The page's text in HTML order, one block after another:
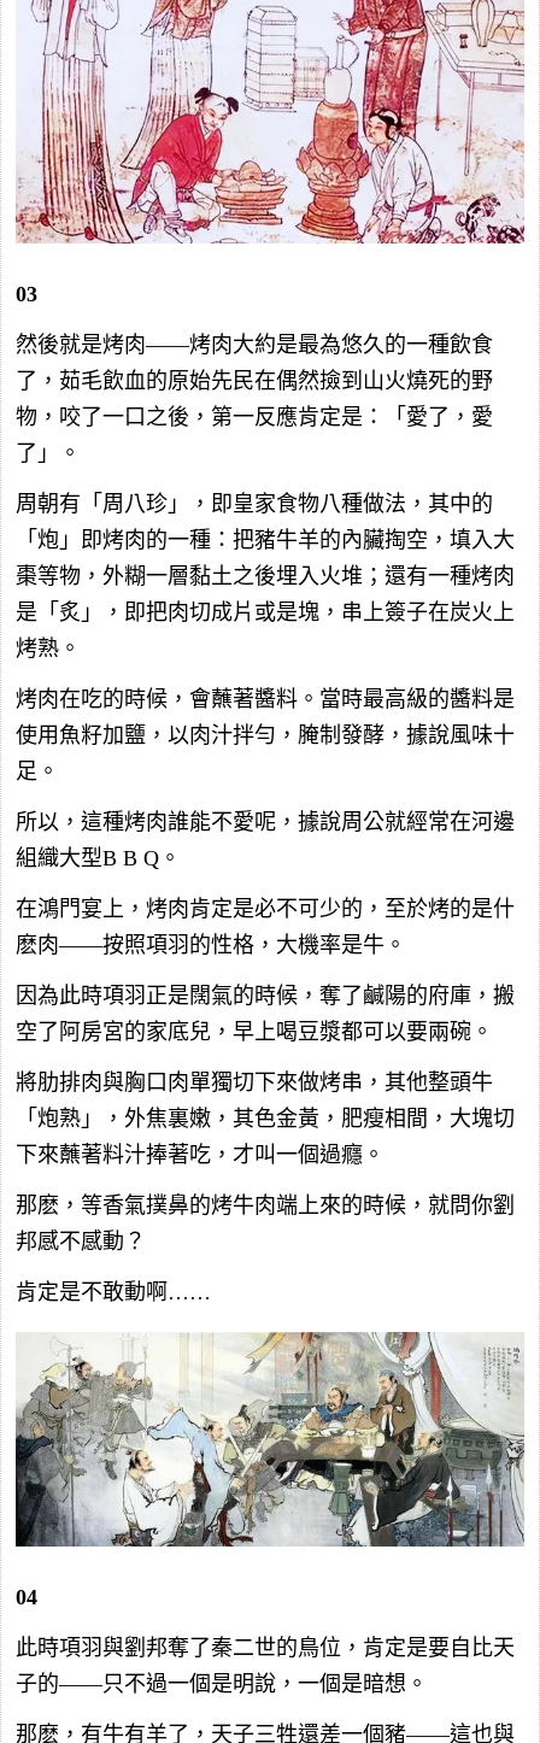
03
然後就是烤肉——烤肉大約是最為悠久的一種飲食
了，茹毛飲血的原始先民在偶然撿到山火燒死的野
物，咬了一口之後，第一反應肯定是：「愛了，愛
了」。
周朝有「周八珍」，即皇家食物八種做法，其中的
「炮」即烤肉的一種：把豬牛羊的內臟掏空，填入大
棗等物，外糊一層黏土之後埋入火堆；還有一種烤肉
是「炙」，即把肉切成片或是塊，串上簽子在炭火上
烤熟。
烤肉在吃的時候，會蘸著醬料。當時最高級的醬料是
使用魚籽加鹽，以肉汁拌勻，腌制發酵，據說風味十
足。
所以，這種烤肉誰能不愛呢，據說周公就經常在河邊
組織大型B B Q。
在鴻門宴上，烤肉肯定是必不可少的，至於烤的是什
麽肉——按照項羽的性格，大機率是牛。
因為此時項羽正是闊氣的時候，奪了鹹陽的府庫，搬
空了阿房宮的家底兒，早上喝豆漿都可以要兩碗。
將肋排肉與胸口肉單獨切下來做烤串，其他整頭牛
「炮熟」，外焦裏嫩，其色金黃，肥瘦相間，大塊切
下來蘸著料汁捧著吃，才叫一個過癮。
那麽，等香氣撲鼻的烤牛肉端上來的時候，就問你劉
邦感不感動？
肯定是不敢動啊……
04
此時項羽與劉邦奪了秦二世的鳥位，肯定是要自比天
子的——只不過一個是明說，一個是暗想。
那麽，有牛有羊了，天子三牲還差一個豬——這也與